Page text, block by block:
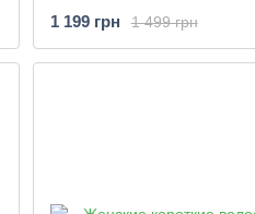
1 499 грн
1 199 грн